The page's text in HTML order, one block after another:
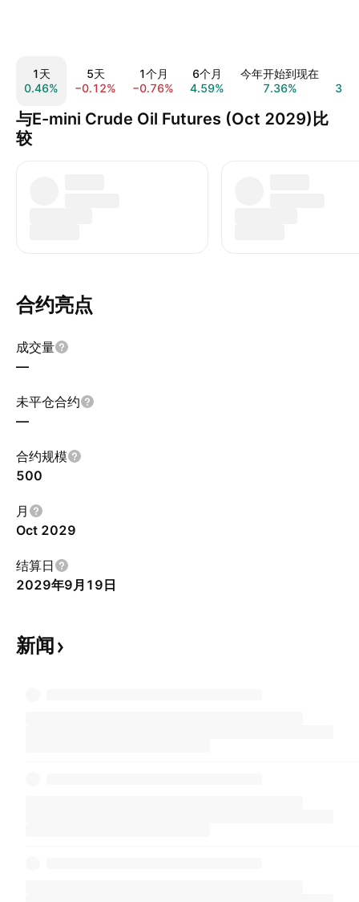
1天
0.46%
5天
−0.12%
1个月
−0.76%
6个月
4.59%
今年开始到现在
7.36%
与E-mini Crude Oil Futures (Oct 2029)比
较
合约亮点
成交量
—
未平仓合约
—
合约规模
500
月
Oct 2029
结算日
2029年9月19日
新闻